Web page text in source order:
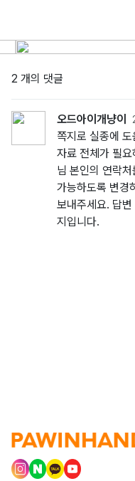
2 개의 댓글
오드아이개냥이
쪽지로 실종에
자료 전체가 필
님 본인의 연락
가능하도록 변경
보내주세요. 답
지입니다.